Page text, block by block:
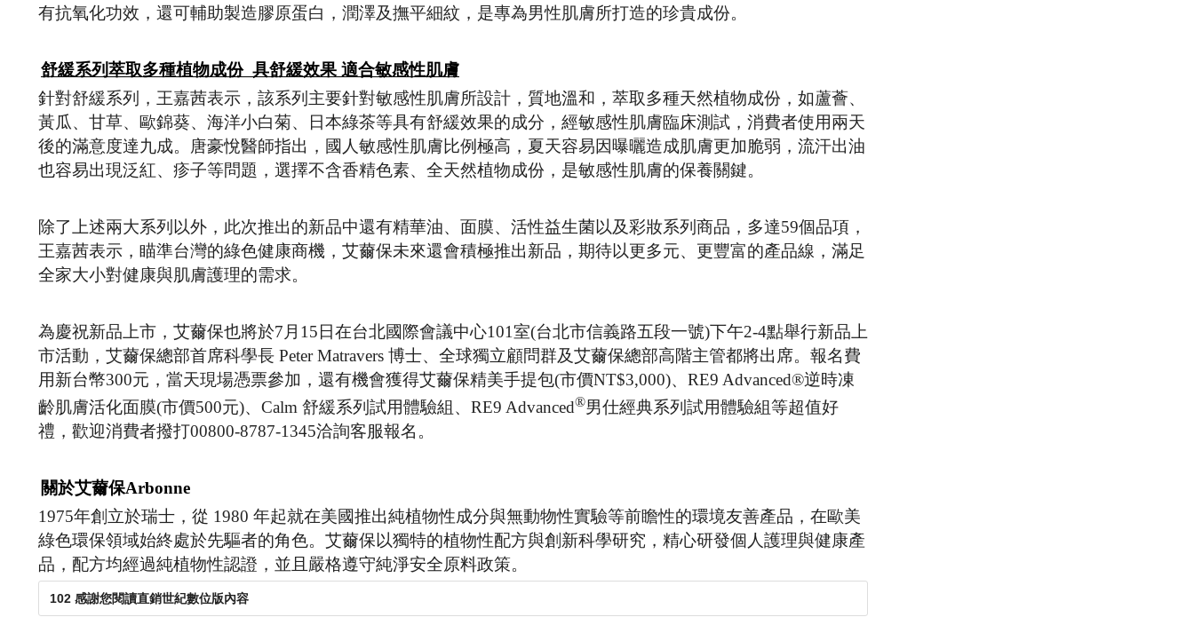
有抗氧化功效，還可輔助製造膠原蛋白，潤澤及撫平細紋，是專為男性肌膚所打造的珍貴成份。
舒緩系列萃取多種植物成份 具舒緩效果 適合敏感性肌膚
針對舒緩系列，王嘉茜表示，該系列主要針對敏感性肌膚所設計，質地溫和，萃取多種天然植物成份，如蘆薈、
黃瓜、甘草、歐錦葵、海洋小白菊、日本綠茶等具有舒緩效果的成分，經敏感性肌膚臨床測試，消費者使用兩天
後的滿意度達九成。唐豪悅醫師指出，國人敏感性肌膚比例極高，夏天容易因曝曬造成肌膚更加脆弱，流汗出油
也容易出現泛紅、疹子等問題，選擇不含香精色素、全天然植物成份，是敏感性肌膚的保養關鍵。
除了上述兩大系列以外，此次推出的新品中還有精華油、面膜、活性益生菌以及彩妝系列商品，多達59個品項，
王嘉茜表示，瞄準台灣的綠色健康商機，艾薾保未來還會積極推出新品，期待以更多元、更豐富的產品線，滿足
全家大小對健康與肌膚護理的需求。
為慶祝新品上市，艾薾保也將於7月15日在台北國際會議中心101室(台北市信義路五段一號)下午2-4點舉行新品上
市活動，艾薾保總部首席科學長 Peter Matravers 博士、全球獨立顧問群及艾薾保總部高階主管都將出席。報名費
用新台幣300元，當天現場憑票參加，還有機會獲得艾薾保精美手提包(市價NT$3,000)、RE9 Advanced®逆時凍
齡肌膚活化面膜(市價500元)、Calm 舒緩系列試用體驗組、RE9 Advanced®男仕經典系列試用體驗組等超值好
禮，歡迎消費者撥打00800-8787-1345洽詢客服報名。
關於艾薾保Arbonne
1975年創立於瑞士，從 1980 年起就在美國推出純植物性成分與無動物性實驗等前瞻性的環境友善產品，在歐美
綠色環保領域始終處於先驅者的角色。艾薾保以獨特的植物性配方與創新科學研究，精心研發個人護理與健康產
品，配方均經過純植物性認證，並且嚴格遵守純淨安全原料政策。
102 感謝您閱讀直銷世紀數位版內容